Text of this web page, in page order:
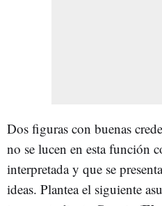
Dos figuras con buenas
no se lucen en esta función
interpretada y que se
ideas. Plantea el siguiente